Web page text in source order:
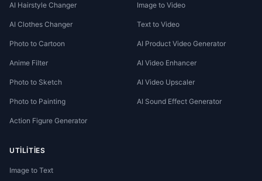
AI Hairstyle Changer
AI Clothes Changer
Photo to Cartoon
Anime Filter
Photo to Sketch
Photo to Painting
Action Figure Generator
Image to Video
Text to Video
AI Product Video Generator
AI Video Enhancer
AI Video Upscaler
AI Sound Effect Generator
UTILITIES
Image to Text